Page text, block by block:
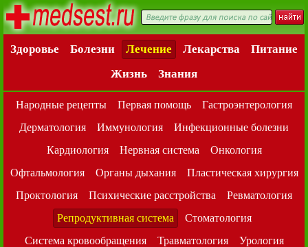
Здоровье Болезни Лечение Лекарства
Питание
Жизнь
Знания
Народные рецепты Первая помощь
Гастроэнтерология
Дерматология
Иммунология
Инфекционные болезни
Кардиология
Нервная система
Онкология
Офтальмология
Органы дыхания
Пластическая хирургия
Проктология
Психические расстройства
Ревматология
Репродуктивная система
Стоматология
Система кровообращения
Травматология
Урология